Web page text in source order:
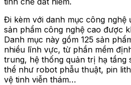
Đi kèm với danh mục công nghệ
sản phẩm công nghệ cao được
Danh mục này gồm 125 sản
nhiều lĩnh vực, từ phần mềm
trung, hệ thống quản trị hạ tầng
thể như robot phẫu thuật, pin
vệ tinh viễn thám…